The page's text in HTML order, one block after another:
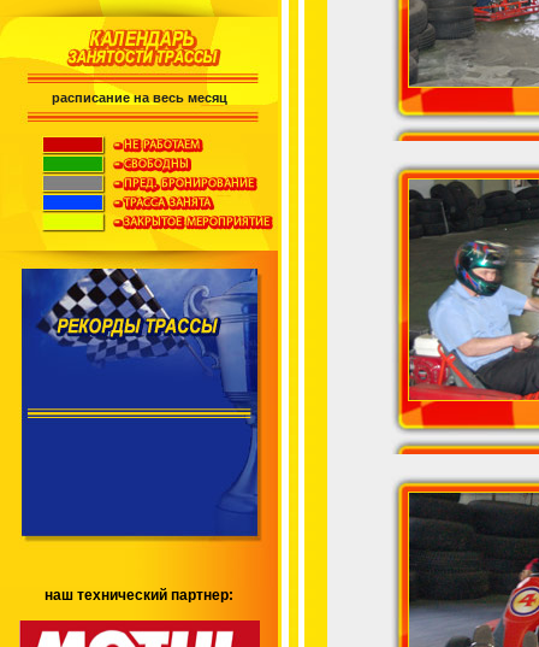
расписание на весь месяц
наш технический партнер: